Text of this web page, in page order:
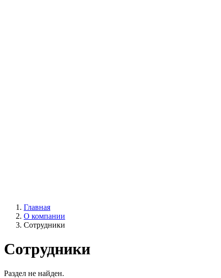
Главная
О компании
Сотрудники
Cотрудники
Раздел не найден.